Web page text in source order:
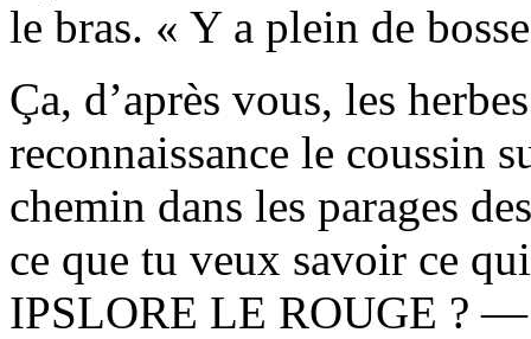
le bras. « Y a plein de
Ça, d’après vous, les
reconnaissance le coussin
chemin dans les parages
ce que tu veux savoir ce
IPSLORE LE ROUGE ? —